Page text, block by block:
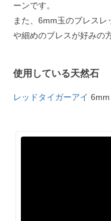
ーンです。
また、6mm玉のブレス
や細めのブレスが好みの
使用している天然石
レッドタイガーアイ 6mm